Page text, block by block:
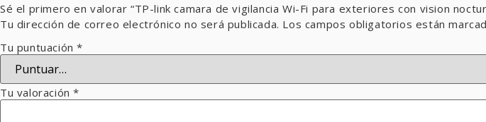
Sé el primero en valorar “TP-link camara de vigilancia Wi-Fi para exteriores con vision
Tu dirección de correo electrónico no será publicada. Los campos obligatorios están
Tu puntuación*
Tu valoración*